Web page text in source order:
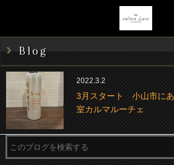
Blog
2022.3.2
3月スタート 小山市に
室カルマルーチェ